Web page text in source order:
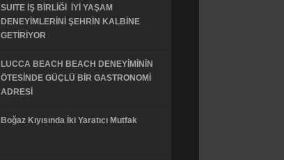
SUITE İŞ BİRLİĞİ İYİ YAŞAM
DENEYİMLERİNİ ŞEHRİN KALBİNE
GETİRİYOR
LUCCA BEACH BEACH DENEYİMİNİN
ÖTESİNDE GÜÇLÜ BİR GASTRONOMİ
ADRESİ
Boğaz Kıyısında İki Yaratıcı Mutfak